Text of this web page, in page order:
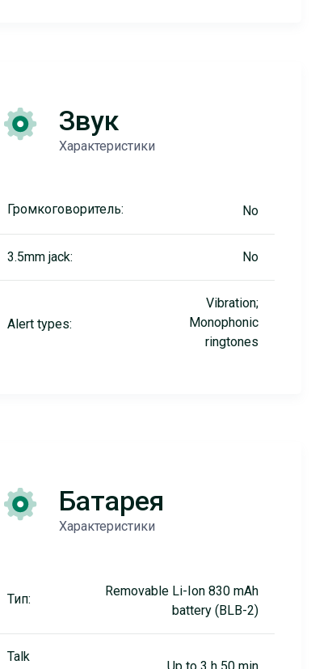
Звук
Характеристики
Громкоговоритель: No
3.5mm jack: No
Alert types:
Vibration;
Monophonic
ringtones
Батарея
Характеристики
Тип:
Removable Li-Ion 830 mAh
battery (BLB-2)
Talk